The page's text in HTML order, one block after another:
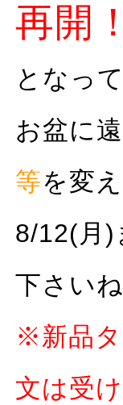
再開！
となっ
お盆に
等を変
8/12(月)
下さい
※新品
文は受